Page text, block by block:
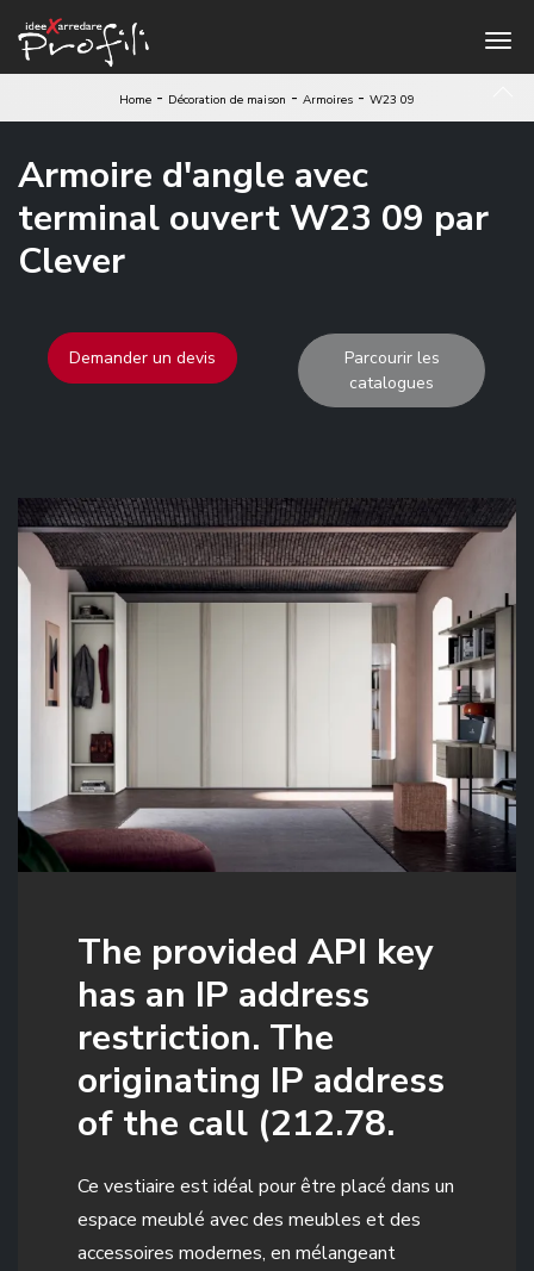
Home - Décoration de maison - Armoires - W23 09
Armoire d'angle avec
terminal ouvert W23 09 par
Clever
Demander un devis
Parcourir les
catalogues
The provided API key
has an IP address
restriction. The
originating IP address
of the call (212.78.
Ce vestiaire est idéal pour être placé dans un
espace meublé avec des meubles et des
accessoires modernes, en mélangeant